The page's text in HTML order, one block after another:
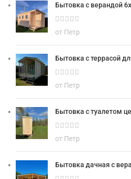
Бытовка с верандой
от Петр
Бытовка с террасой
от Петр
Бытовка с туалетом
от Петр
Бытовка дачная с